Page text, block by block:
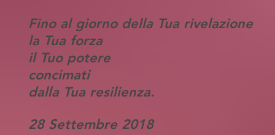
Fino al giorno della Tua rivelazione
la Tua forza
il Tuo potere
concimati
dalla Tua resilienza.
28 Settembre 2018